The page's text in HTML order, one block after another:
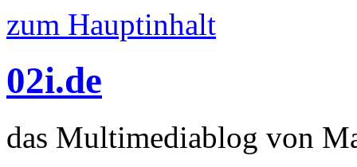
zum Hauptinhalt
02i.de
das Multimediablog von